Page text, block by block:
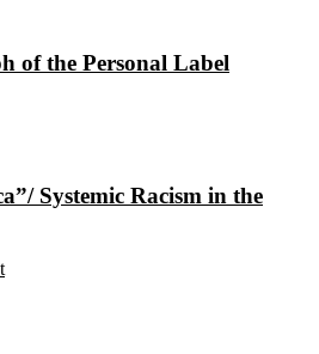
of the Personal Label
Systemic Racism in the